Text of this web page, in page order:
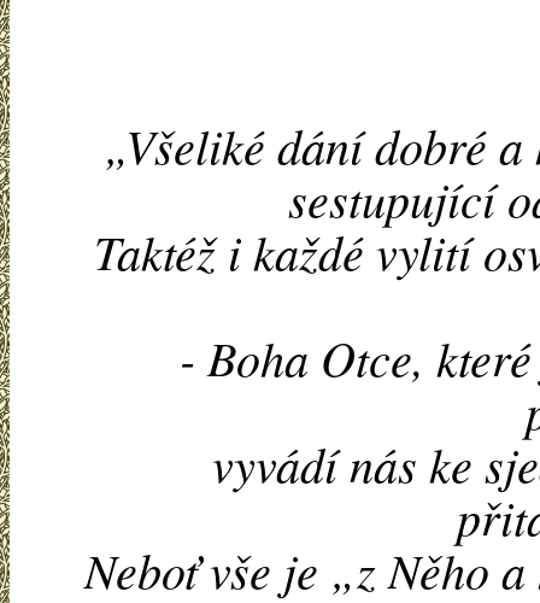
„Všeliké dání dobré
sestupující
Taktéž i každé vylití
- Boha Otce,
vyvádí nás ke
Neboť vše je „z Něho